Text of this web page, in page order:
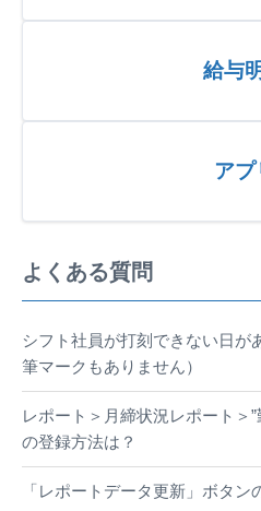
給与
アプ
よくある質問
シフト社員が打刻できない日が
筆マークもありません）
レポート＞月締状況レポート＞
の登録方法は？
「レポートデータ更新」ボタン